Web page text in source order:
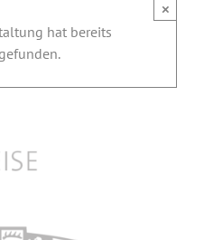
hat bereits
×